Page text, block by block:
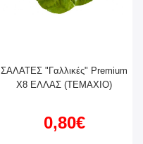
ΣΑΛΑΤΕΣ "Γαλλικές" Premium
X8 ΕΛΛΑΣ (ΤΕΜΑΧΙΟ)
0,80€